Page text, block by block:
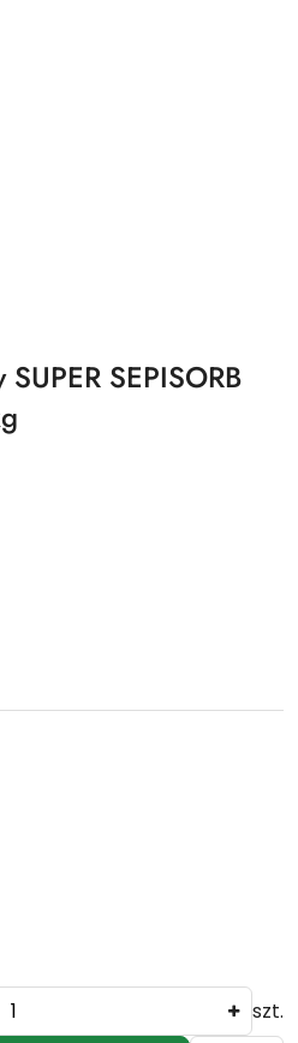
SEPISORB
szt.